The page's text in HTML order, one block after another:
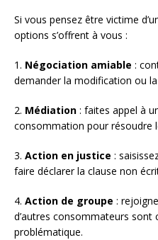
Si vous pensez être victime
options s’offrent à vous :
1. Négociation amiable :
demander la modification ou
2. Médiation : faites appel à
consommation pour résoudre
3. Action en justice :
faire déclarer la clause non
4. Action de groupe :
d’autres consommateurs sont
problématique.